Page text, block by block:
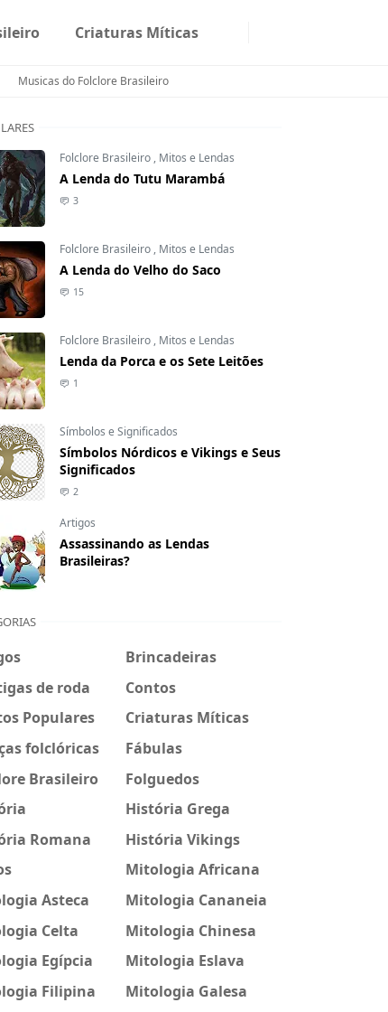
Criaturas Míticas
Musicas do Folclore Brasileiro
Folclore Brasileiro , Mitos e Lendas
A Lenda do Tutu Marambá
3
Folclore Brasileiro , Mitos e Lendas
A Lenda do Velho do Saco
15
Folclore Brasileiro , Mitos e Lendas
Lenda da Porca e os Sete Leitões
1
Símbolos e Significados
Símbolos Nórdicos e Vikings e Seus
Significados
2
Artigos
Assassinando as Lendas
Brasileiras?
Brincadeiras
de roda
Contos
Populares
Criaturas Míticas
folclóricas
Fábulas
Brasileiro
Folguedos
História Grega
Romana
História Vikings
Mitologia Africana
Asteca
Mitologia Cananeia
Celta
Mitologia Chinesa
Egípcia
Mitologia Eslava
Filipina
Mitologia Galesa